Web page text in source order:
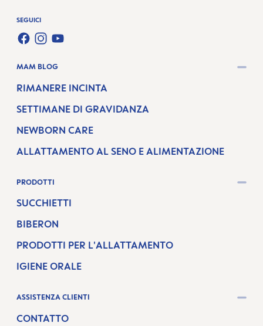
SEGUICI
FACEBOOK
INSTAGRAM
YOUTUBE
MAM BLOG
RIMANERE INCINTA
SETTIMANE DI GRAVIDANZA
NEWBORN CARE
ALLATTAMENTO AL SENO E ALIMENTAZIONE
PRODOTTI
SUCCHIETTI
BIBERON
PRODOTTI PER L'ALLATTAMENTO
IGIENE ORALE
ASSISTENZA CLIENTI
CONTATTO